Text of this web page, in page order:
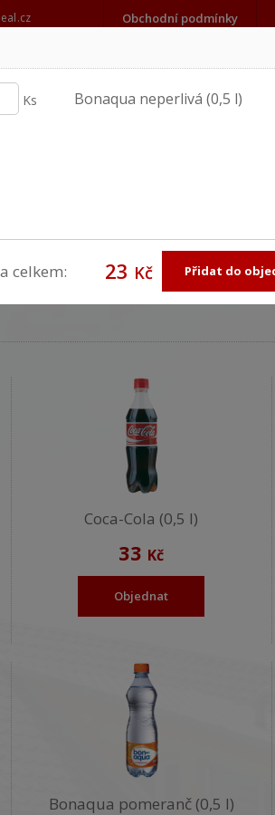
Obchodní podmínky
Coca-Cola (0,5 l)
33 Kč
Objednat
Bonaqua pomeranč (0,5 l)
Ks Bonaqua neperlivá (0,5 l)
celkem: 23 Kč